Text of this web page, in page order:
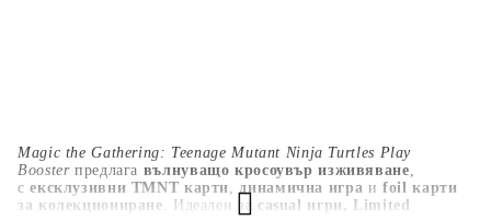
Magic the Gathering: Teenage Mutant Ninja Turtles Play
Boosterпредлага вълнуващо кросоувър изживяване,
сексклузивни TMNT карти,динамична игра иfoil карти
за колекциониране . Идеален за casual игри, Limited